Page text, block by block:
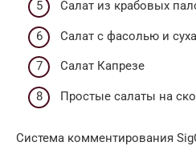
Салат из крабовых
Салат с фасолью и
Салат Капрезе
Простые салаты на
Система комментирования